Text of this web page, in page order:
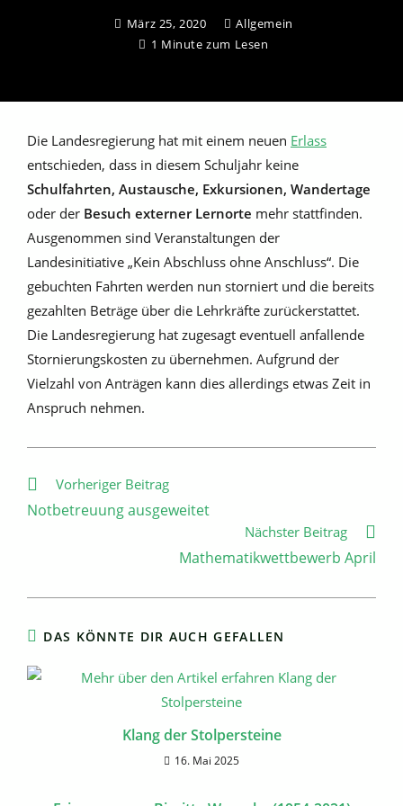
März 25, 2020
Allgemein
1 Minute zum Lesen
Die Landesregierung hat mit einem neuen Erlass
entschieden, dass in diesem Schuljahr keine
Schulfahrten, Austausche, Exkursionen, Wandertage
oder der Besuch externer Lernorte mehr stattfinden.
Ausgenommen sind Veranstaltungen der
Landesinitiative „Kein Abschluss ohne Anschluss“. Die
gebuchten Fahrten werden nun storniert und die bereits
gezahlten Beträge über die Lehrkräfte zurückerstattet.
Die Landesregierung hat zugesagt eventuell anfallende
Stornierungskosten zu übernehmen. Aufgrund der
Vielzahl von Anträgen kann dies allerdings etwas Zeit in
Anspruch nehmen.
Weitere
Artikel
ansehen
Vorheriger Beitrag
Notbetreuung ausgeweitet
Nächster Beitrag
Mathematikwettbewerb April
DAS KÖNNTE DIR AUCH GEFALLEN
Klang der Stolpersteine
16. Mai 2025